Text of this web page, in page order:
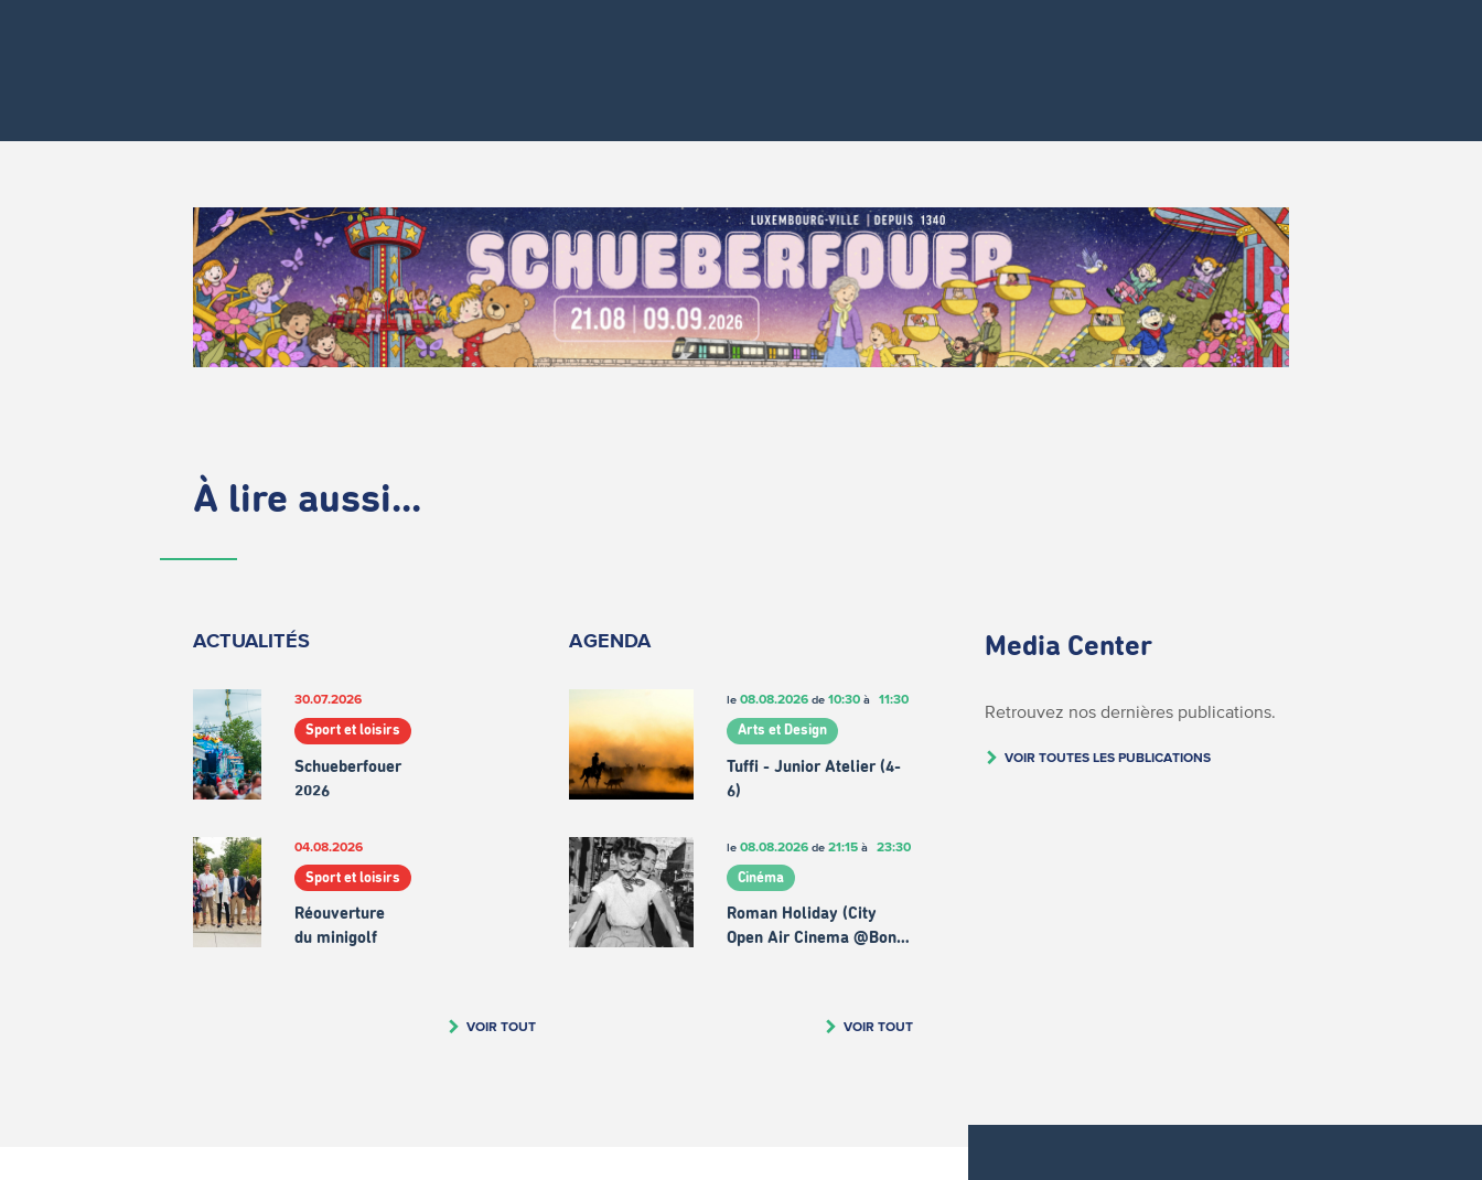
À lire aussi...
ACTUALITÉS
30.07.2026
Sport et loisirs
Schueberfouer
2026
04.08.2026
Sport et loisirs
Réouverture
du minigolf
VOIR TOUT
AGENDA
le 08.08.2026de 10:30à 11:30
Arts et Design
Tuffi - Junior Atelier (4-
6)
le 08.08.2026de 21:15à 23:30
Cinéma
Roman Holiday (City
Open Air Cinema @Bon…
VOIR TOUT
Media Center
Retrouvez nos dernières publications.
VOIR TOUTES LES PUBLICATIONS